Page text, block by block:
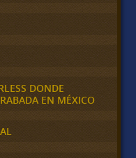
DONDE
EN MÉXICO